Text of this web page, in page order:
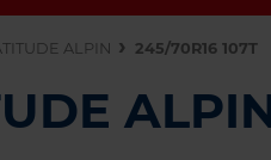
ALPIN 245/70R16 107T